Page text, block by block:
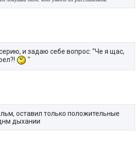
и задаю себе вопрос: "Че я щас,
"
оставил только положительные
дыхании